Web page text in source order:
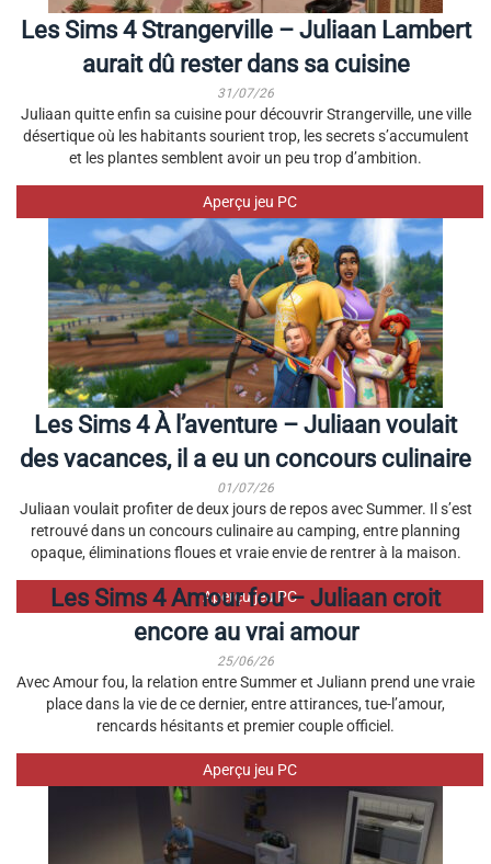
Les Sims 4 Strangerville – Juliaan Lambert
aurait dû rester dans sa cuisine
31/07/26
Juliaan quitte enfin sa cuisine pour découvrir Strangerville, une ville
désertique où les habitants sourient trop, les secrets s’accumulent
et les plantes semblent avoir un peu trop d’ambition.
Aperçu jeu PC
Les Sims 4 À l’aventure – Juliaan voulait
des vacances, il a eu un concours culinaire
01/07/26
Juliaan voulait profiter de deux jours de repos avec Summer. Il s’est
retrouvé dans un concours culinaire au camping, entre planning
opaque, éliminations floues et vraie envie de rentrer à la maison.
Aperçu jeu PC
Les Sims 4 Amour fou – Juliaan croit
encore au vrai amour
25/06/26
Avec Amour fou, la relation entre Summer et Juliann prend une vraie
place dans la vie de ce dernier, entre attirances, tue-l’amour,
rencards hésitants et premier couple officiel.
Aperçu jeu PC